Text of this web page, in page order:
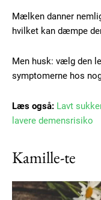
Mælken danner
hvilket kan dæmpe
Men husk: vælg den
symptomerne hos
Læs også: Lavt
lavere demensrisiko
Kamille-te